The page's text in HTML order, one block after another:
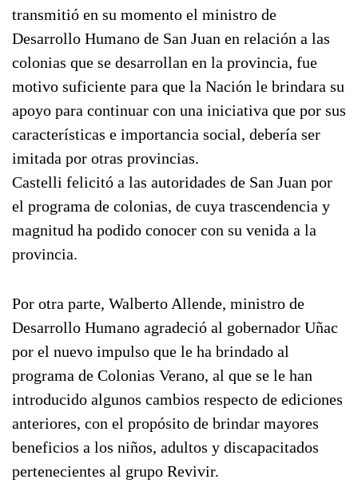
transmitió en su momento el ministro de
Desarrollo Humano de San Juan en relación a las
colonias que se desarrollan en la provincia, fue
motivo suficiente para que la Nación le brindara su
apoyo para continuar con una iniciativa que por sus
características e importancia social, debería ser
imitada por otras provincias.
Castelli felicitó a las autoridades de San Juan por
el programa de colonias, de cuya trascendencia y
magnitud ha podido conocer con su venida a la
provincia.
Por otra parte, Walberto Allende, ministro de
Desarrollo Humano agradeció al gobernador Uñac
por el nuevo impulso que le ha brindado al
programa de Colonias Verano, al que se le han
introducido algunos cambios respecto de ediciones
anteriores, con el propósito de brindar mayores
beneficios a los niños, adultos y discapacitados
pertenecientes al grupo Revivir.